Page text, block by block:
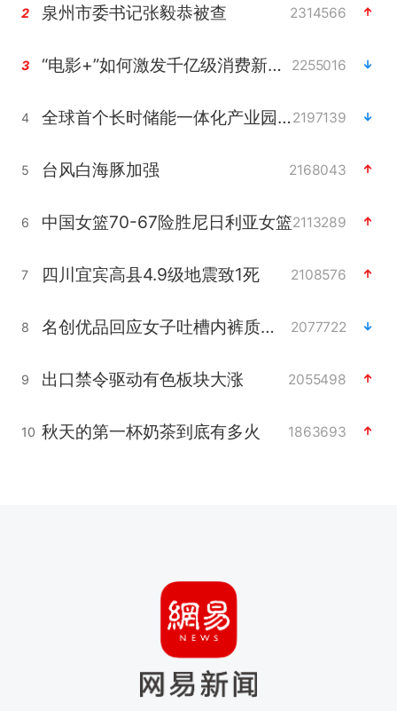
2 泉州市委书记张毅恭被查 2314566
3 “电影+”如何激发千亿级消费新活力？ 2255016
4 全球首个长时储能一体化产业园量产2197139
5 台风白海豚加强 2168043
6 中国女篮70-67险胜尼日利亚女篮2113289
7 四川宜宾高县4.9级地震致1死 2108576
8 名创优品回应女子吐槽内裤质量差 2077722
9 出口禁令驱动有色板块大涨 2055498
10 秋天的第一杯奶茶到底有多火 1863693